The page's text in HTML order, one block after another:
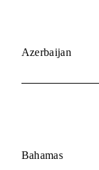
Azerbaijan
Bahamas